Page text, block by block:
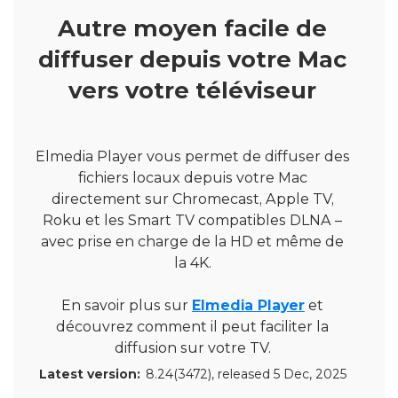
Autre moyen facile de
diffuser depuis votre Mac
vers votre téléviseur
Elmedia Player vous permet de diffuser des
fichiers locaux depuis votre Mac
directement sur Chromecast, Apple TV,
Roku et les Smart TV compatibles DLNA –
avec prise en charge de la HD et même de
la 4K.
En savoir plus sur Elmedia Player et
découvrez comment il peut faciliter la
diffusion sur votre TV.
Latest version: 8.24(3472), released 5 Dec, 2025